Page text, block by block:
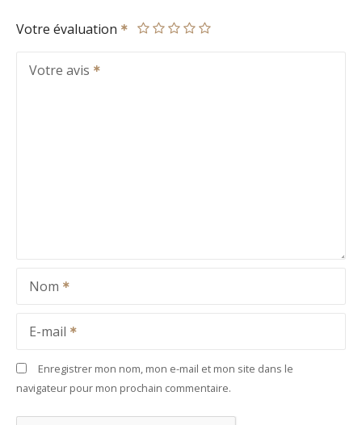
Votre évaluation
Votre avis
Nom
E-mail
Enregistrer mon nom, mon e-mail et mon site dans le
navigateur pour mon prochain commentaire.